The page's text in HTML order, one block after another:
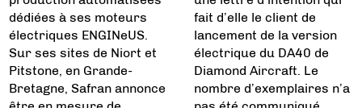
dédiées à ses moteurs
électriques ENGINeUS.
Sur ses sites de Niort et
Pitstone, en Grande-
Bretagne, Safran annonce
fait d’elle le client de
lancement de la version
électrique du DA40 de
Diamond Aircraft. Le
nombre d’exemplaires n’a